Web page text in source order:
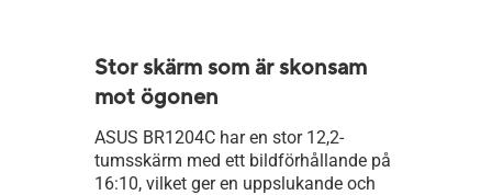
Stor skärm som är skonsam
mot ögonen
ASUS BR1204C har en stor 12,2-
tumsskärm med ett bildförhållande på
16:10, vilket ger en uppslukande och